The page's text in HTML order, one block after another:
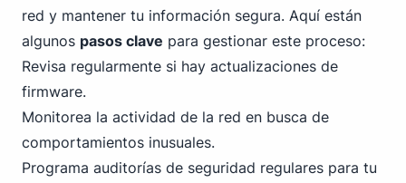
red y mantener tu información segura. Aquí están
algunos pasos clave para gestionar este proceso:
Revisa regularmente si hay actualizaciones de
firmware.
Monitorea la actividad de la red en busca de
comportamientos inusuales.
Programa auditorías de seguridad regulares para tu